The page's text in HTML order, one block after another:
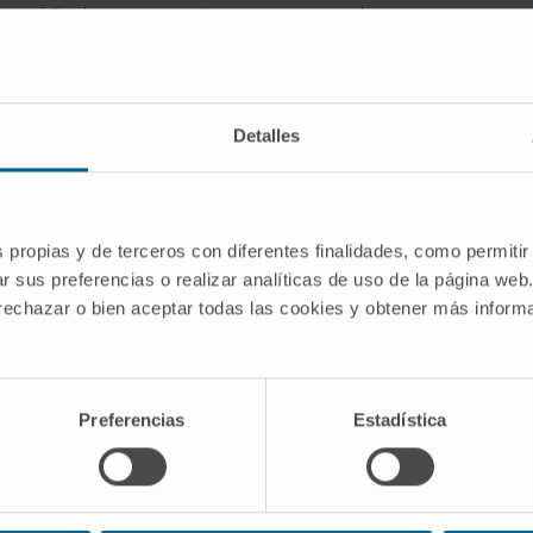
Detalles
propias y de terceros con diferentes finalidades, como
sus preferencias o realizar analíticas de uso de la página
o bien aceptar todas las cookies y obtener más
Preferencias Estadística
y el Pediatric Acute-Onset Neuropsychiatric
Children’s Hospital). Stanford University
ÁREAS DE INTERÉS
Trastorno por déficit de atención e
hiperactividad(TDAH) en la infancia y
adolescencia.
Obsesivo Compulsivo
en niños y
PANDAS/PANS (Pediatric Autoinmune
Neuropsychiatric Disorders).